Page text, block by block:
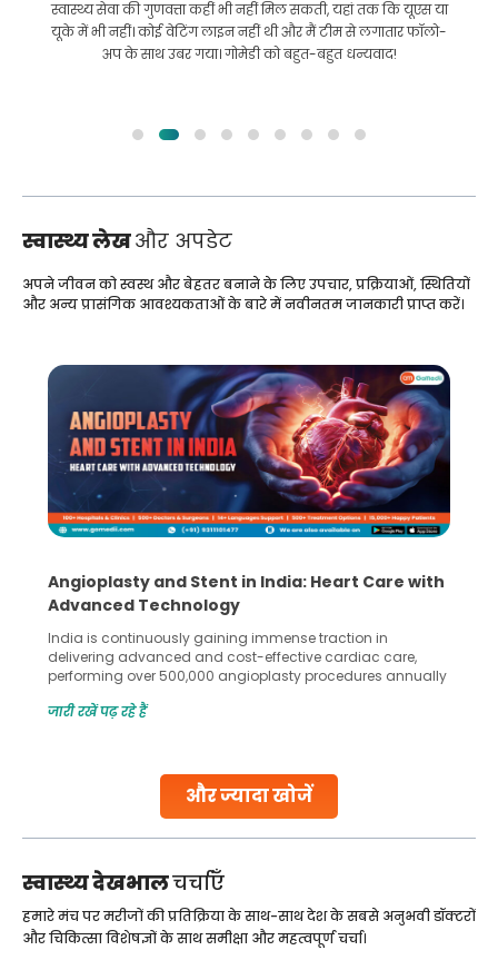
इलाज कराने के लिए बांग्लादेश से भारत की मेरी यात्रा में मेरी मदद की।
हमने GoMedii को चुनने में सही चुनाव किया। वे इलाज के बाद भी हमारे
साथ एक अच्छा रिश्ता रखते हैं
स्वास्थ्य लेखऔर अपडेट
और ज्यादा खोजें
अपने जीवन को स्वस्थ और बेहतर बनाने के लिए उपचार, प्रक्रियाओं, स्थितियों
और अन्य प्रासंगिक आवश्यकताओं के बारे में नवीनतम जानकारी प्राप्त करें।
Angioplasty and Stent in India: Heart Care with
Advanced Technology
India is continuously gaining immense traction in
delivering advanced and cost-effective cardiac care,
performing over 500,000 angioplasty procedures annually
globe are searching for treatments like angioplasty and
Studies, such as one published
जारी रखें पढ़ रहे हैं
स्वास्थ्य देखभालचर्चाएँ
हमारे मंच पर मरीजों की प्रतिक्रिया के साथ-साथ देश के सबसे अनुभवी डॉक्टरों
और चिकित्सा विशेषज्ञों के साथ समीक्षा और महत्वपूर्ण चर्चा।